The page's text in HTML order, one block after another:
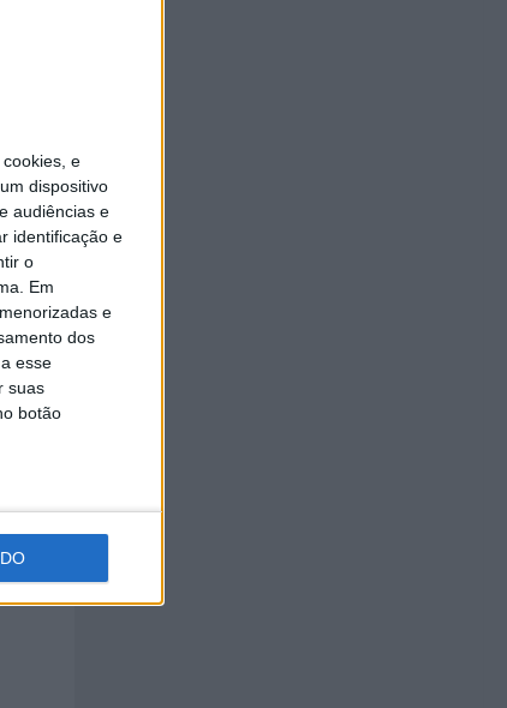
e
dispositivo
audiências e
identificação e
o
Em
e
dos
esse
suas
botão